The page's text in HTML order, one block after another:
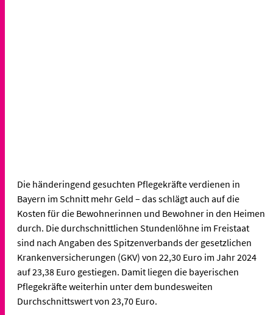
Die händeringend gesuchten Pflegekräfte verdienen in
Bayern im Schnitt mehr Geld – das schlägt auch auf die
Kosten für die Bewohnerinnen und Bewohner in den Heimen
durch. Die durchschnittlichen Stundenlöhne im Freistaat
sind nach Angaben des Spitzenverbands der gesetzlichen
Krankenversicherungen (GKV) von 22,30 Euro im Jahr 2024
auf 23,38 Euro gestiegen. Damit liegen die bayerischen
Pflegekräfte weiterhin unter dem bundesweiten
Durchschnittswert von 23,70 Euro.